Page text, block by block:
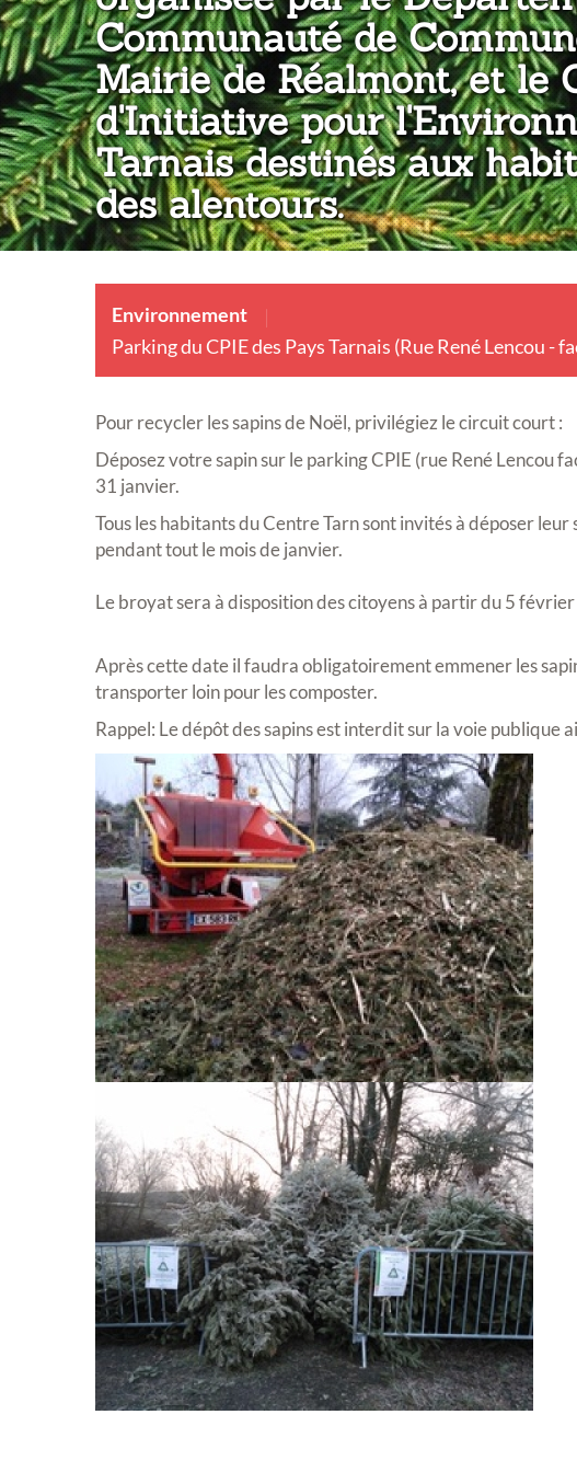
Communauté de
Mairie de Réalmont, et le
d'Initiative pour
Tarnais destinés aux
des alentours.
Environnement
Parking du CPIE des Pays Tarnais (Rue René Lencou -
Pour recycler les sapins de Noël, privilégiez le circuit court :
Déposez votre sapin sur le parking CPIE (rue René Lencou
31 janvier.
Tous les habitants du Centre Tarn sont invités à déposer
pendant tout le mois de janvier.
Le broyat sera à disposition des citoyens à partir du 5
Après cette date il faudra obligatoirement emmener les
transporter loin pour les composter.
Rappel: Le dépôt des sapins est interdit sur la voie publique
Exposition